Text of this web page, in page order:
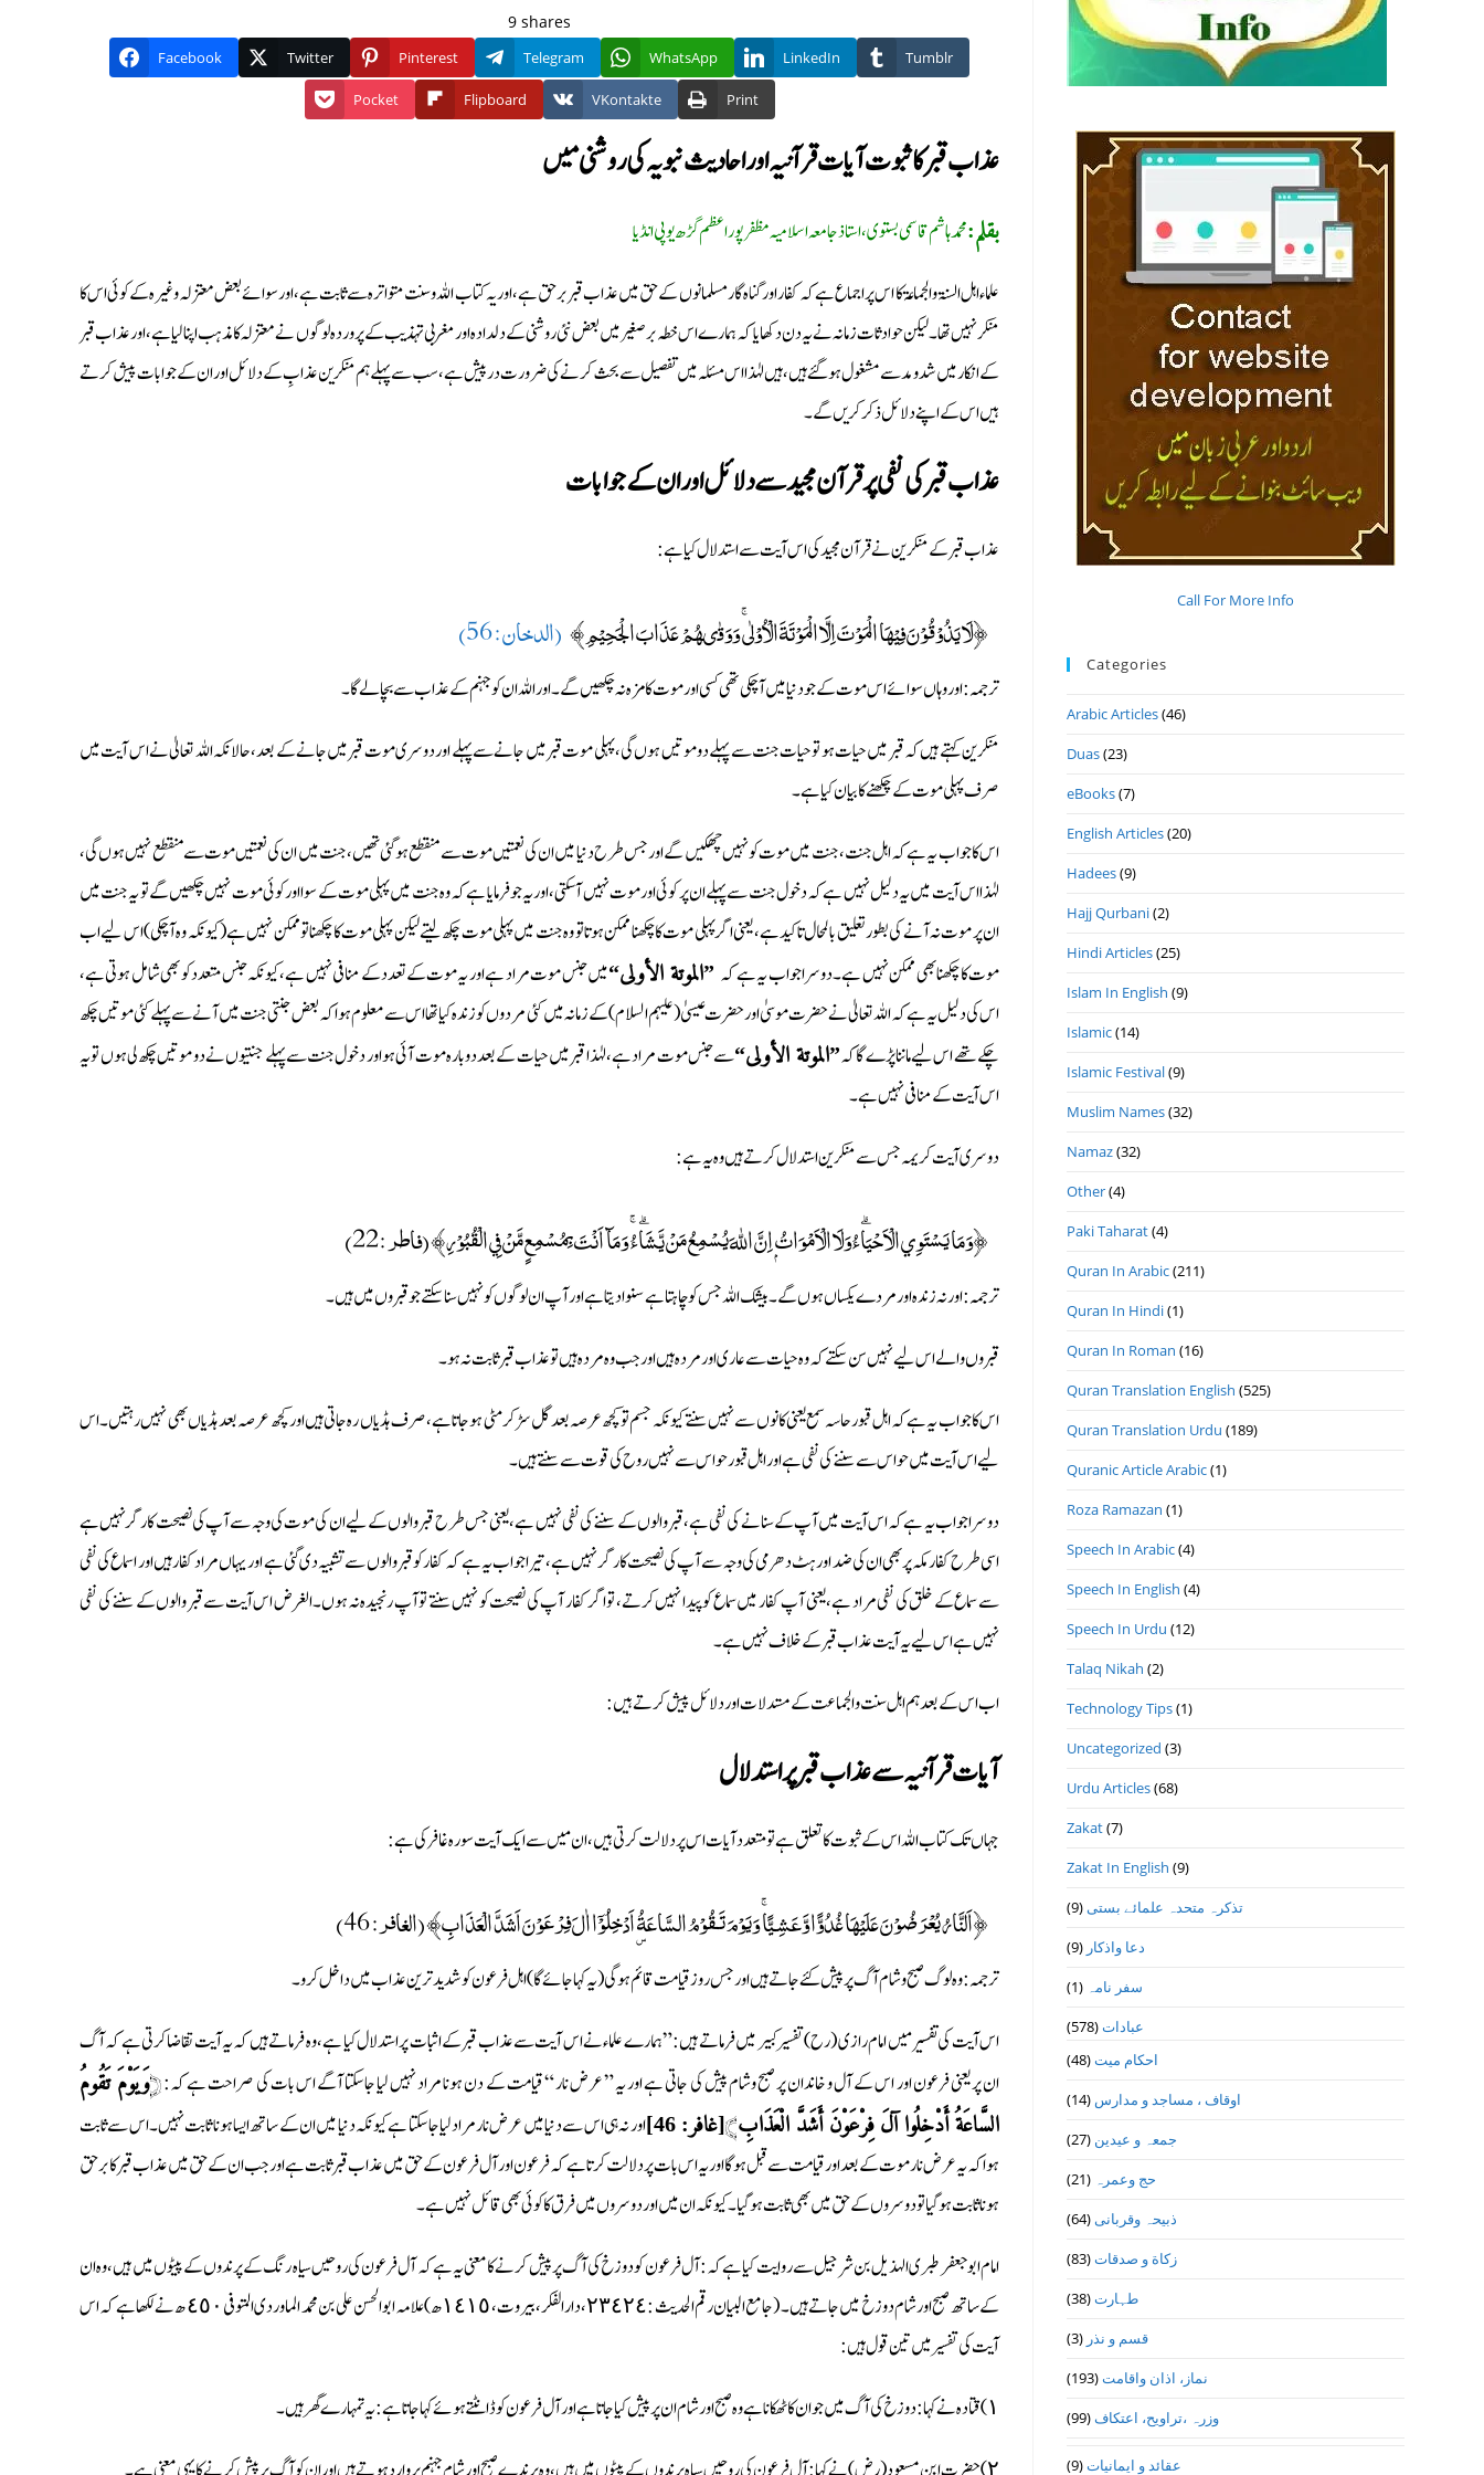
9 shares
Facebook Twitter Pinterest Telegram WhatsApp LinkedIn Tumblr
Pocket Flipboard VKontakte Print
عذاب قبر کا ثبوت آيات قرآنيہ اور احاديث نبويہ كى روشنى ميں
بقلم:محمد ہاشم قاسمى بستوى، استاذ جامعہ اسلاميہ مظفر پور اعظم گڑھ يوپى انڈيا
علماء اہل السنۃ والجماعۃ کا اس پر اجماع ہے کہ کفار اور گناہ گار مسلمانوں کے حق میں عذاب قبر برحق ہے، اور يہ کتاب اللہ وسنت متواترہ سے ثابت ہے، اور سوائے بعض معتزلہ وغیرہ کے کوئی اس کا
منکر نہیں تھا۔ لیکن حوادثات زمانہ نے یہ دن دکھایا کہ ہمارے اس خطہ برصغیر میں بعض نئی روشنی کے دلدادہ اور مغربى تہذيب كے پروردہ لوگوں نے معتزلہ کا مذہب اپنا لیا ہے، اور عذاب قبر
کے انکار میں شد ومد سے مشغول ہوگئے ہیں، ہیں لہٰذا اس مسئلہ میں تفصیل سے بحث كرنے كى ضرورت درپیش ہے، سب سے پہلے ہم منكرين عذابِ كے دلائل اور ان كے جوابات پيش كرتے
ہيں اس كے اپنے دلائل ذكر كريں گے۔
عذاب قبر کی نفی پر قرآن مجید سے دلائل اور ان کے جوابات
عذاب قبر کے منکرین نے قرآن مجید کی اس آیت سے استدلال کیا ہے :
﴿لَا يَذُوْقُوْنَ فِيْهَا الْمَوْتَ اِلَّا الْمَوْتَةَ الْاُوْلٰى ۚ وَوَقٰىهُمْ عَذَابَ الْجَحِيْمِ﴾(الدخان : 56)
ترجمہ: اور وہاں سوائے اس موت کے جو دنیا میں آ چکی تھی کسی اور موت کا مزہ نہ چکھیں گے۔ اور اللہ ان کو جہنم کے عذاب سے بچا لے گا۔
منکرین کہتے ہیں کہ قبر میں حیات ہو تو حیات جنت سے پہلے دو موتیں ہوں گی، پہلی موت قبر میں جانے سے پہلے اور دوسری موت قبر میں جانے کے بعد، حالانکہ اللہ تعالیٰ نے اس آیت میں
صرف پہلی موت کے چکھنے کا بیان کیا ہے۔
اس کا جواب یہ ہے کہ اہل جنت، جنت میں موت کو نہیں چھکیں گے اور جس طرح دنیا میں ان کی نعمتیں موت سے منقطع ہوگئی تھیں، جنت میں ان کی نعمتیں موت سے منقطع نہیں ہوں گی،
لہٰذا اس آیت میں یہ دلیل نہیں ہے کہ دخول جنت سے پہلے ان پر کوئی اور موت نہیں آسکتی، اور یہ جو فرمایا ہے کہ وہ جنت میں پہلی موت کے سوا اور کوئی موت نہیں چکھیں گے تو یہ جنت میں
ان پر موت نہ آنے کی بطور تعلیق بالمحال تاکید ہے، یعنی اگر پہلی موت کا چکھنا ممکن ہوتا تو وہ جنت میں پہلی موت چکھ لیتے لیکن پہلی موت کا چکھنا تو ممکن نہیں ہے (کیونکہ وہ آچکی) اس لیے اب
موت کا چکھنا بھی ممکن نہیں ہے۔ دوسرا جواب یہ ہے کہ ”الموتة الأولی“میں جنس موت مراد ہے اور یہ موت کے تعدد کے منافی نہیں ہے، کیونکہ جنس متعدد کو بھی شامل ہوتی ہے،
اس کی دلیل یہ ہے کہ اللہ تعالیٰ نے حضرت موسیٰ اور حضرت عیسیٰ (علیہم السلام) کے زمانہ میں کئی مردوں کو زندہ کیا تھا اس سے معلوم ہوا کہ بعض جنتی جنت میں آنے سے پہلے کئی موتیں چکھ
چکے تھے اس لیے ماننا پڑے گا کہ”الموتة الأولی“سے جنس موت مراد ہے، لہٰذا قبر میں حیات کے بعد دوبارہ موت آئی ہو اور دخول جنت سے پہلے جنتیوں نے دو موتیں چکھ لی ہوں تو یہ
اس آیت کے منافی نہیں ہے۔
دوسری آیت کریمہ جس سے منکرین استدلال کرتے ہیں وہ یہ ہے :
﴿وَمَا يَسْتَوِي الْاَحْيَاۗءُ وَلَا الْاَمْوَاتُ ۭ اِنَّ اللّٰهَ يُسْمِعُ مَنْ يَّشَاۗءُ ۚ وَمَآ اَنْتَ بِمُسْمِعٍ مَّنْ فِي الْقُبُوْرِ﴾ (فاطر :22)
ترجمہ: اور نہ زندہ اور مردے یکساں ہوں گے ۔ بیشک اللہ جس کو چاہتا ہے سنوا دیتا ہے اور آپ ان لوگوں کو نہیں سنا سکتے جو قبروں میں ہیں ۔
قبروں والے اس لیے نہیں سن سکتے کہ وہ حیات سے عاری اور مردہ ہیں اور جب وہ مردہ ہیں تو عذاب قبر ثابت نہ ہو۔
اس کا جواب یہ ہے کہ اہل قبور حاسہ سمع یعنی کانوں سے نہیں سنتے کیونکہ جسم تو کچھ عرصہ بعد گل سڑ کر مٹی ہوجاتا ہے، صرف ہڈیاں رہ جاتی ہیں اور کچھ عرصہ بعد ہڈیاں بھی نہیں رہتیں۔ اس
لیے اس آیت میں حواس سے سننے کی نفی ہے اور اہل قبور حواس سے نہیں روح کی قوت سے سنتے ہیں۔
دوسرا جواب یہ ہے کہ اس آیت میں آپ کے سنانے کی نفی ہے، قبروالوں کے سننے کی نفی نہیں ہے، یعنی جس طرح قبر والوں کے لیے ان کی موت کی وجہ سے آپ کی نصیحت کارگر نہیں ہے
اسی طرح کفار مکہ پر بھی ان کی ضد اور ہٹ دھرمی کی وجہ سے آپ کی نصیحت کارگر نہیں ہے، تیرا جواب یہ ہے کہ کفار کو قبر والوں سے تشبیہ دی گئی ہے اور یہاں مراد کفار ہیں اور اسماع کی نفی
سے سماع کے خلق کی نفی مراد ہے، یعنی آپ کفار میں سماع کو پیدا نہیں کرتے، تو اگر کفار آپ کی نصیحت کو نہیں سنتے تو آپ رنجیدہ نہ ہوں۔ الغرض اس آیت سے قبر والوں کے سننے کی نفی
نہیں ہے اس لیے یہ آیت عذاب قبر کے خلاف نہیں ہے۔
اب اس كے بعد ہم اہل سنت والجماعت كے مستدلات اور دلائل پيش كرتے ہيں:
آيات قرآنيہ سے عذاب قبر پر استدلال
جہاں تک کتاب اللہ اس کے ثبوت کا تعلق ہے تو متعدد آیات اس پر دلالت كرتى ہيں، ان ميں سے ايك آيت سورہ غافر كى ہے:
﴿اَلنَّارُ يُعْرَضُوْنَ عَلَيْهَا غُدُوًّا وَّعَشِـيًّا ۚ وَيَوْمَ تَـقُوْمُ السَّاعَةُ ۣ اَدْخِلُوْٓا اٰلَ فِرْعَوْنَ اَشَدَّ الْعَذَابِ﴾ (الغافر: 46)
ترجمہ: وہ لوگ صبح وشام آگ پر پیش کئے جاتے ہیں اور جس روز قیامت قائم ہوگی (یہ کہا جائے گا) اہل فرعون کو شدید ترین عذاب میں داخل کرو۔
اس آيت كى تفسير ميں امام رازی (رح) تفسیر کبیر میں فرماتے ہیں: ” ہمارے علماء نے اس آیت سے عذاب قبر کے اثبات پر استدلال کیا ہے ، وہ فرماتے ہیں کہ یہ آیت تقاضا کرتی ہے کہ آگ
ان پر یعنی فرعون اور اس کے آل و خاندان پر صبح وشام پیش کی جاتی ہے اور یہ ” عرض نار “ قیامت کے دن ہونا مراد نہیں لیا جاسکتا آگے اس بات کی صراحت ہے کہ: ﴿وَيَوْمَ تَقُومُ
السَّاعَةُ أَدْخِلُوا آلَ فِرْعَوْنَ أَشَدَّ الْعَذَابِ﴾[غافر: 46]
اور نہ ہی اس سے دنیا میں عرض نارمراد لیا جاسکتا ہے کیونکہ دنیا میں ان کے ساتھ ایسا ہونا ثابت نہیں۔ اس سے ثابت
ہوا کہ یہ عرض نار موت کے بعد اور قیامت سے قبل ہوگا اور یہ اس بات پر دلالت کرتا ہے کہ فرعون اور آل فرعون کے حق میں عذاب قبر ثابت ہے اور جب ان کے حق میں عذاب قبر کا برحق
ہونا ثابت ہوگیا تو دوسروں کے حق میں بھی ثابت ہوگیا۔ کیونکہ ان میں اور دوسروں میں فرق کا کوئی بھی قائل نہیں ہے۔
امام ابو جعفر طبری الہذیل بن شرجیل سے روایت کیا ہے کہ: آل فرعون کو دوزخ کی آگ پر پیش کرنے کا معنی یہ ہے کہ آل فرعون کی روحیں سیاہ رنگ کے پرندوں کے پیٹوں میں ہیں، وہ ان
کے ساتھ صبح اور شام دوزخ میں جاتے ہیں۔ (جامع البیان رقم الحدیث : ٢٣٤٢٤، دارالفکر، بیروت، ١٤١٥ ھ) علامہ ابوالحسن علی بن محمد الماوردی المتوفی ٤٥٠ ھ نے لکھا ہے کہ اس
آیت کی تفسیر میں تین قول ہیں :
١) قتادہ نے کہا : دوزخ کی آگ میں جو ان کا ٹھکانا ہے وہ صبح اور شام ان پر پیش کیا جاتا ہے اور آل فرعون کو ڈانٹتے ہوئے کہا جاتا ہے : یہ تمہارے گھر ہیں۔
Call For More Info
Categories
Arabic Articles(46)
Duas(23)
eBooks(7)
English Articles(20)
Hadees(9)
Hajj Qurbani(2)
Hindi Articles(25)
Islam In English (9)
Islamic(14)
Islamic Festival(9)
Muslim Names(32)
Namaz(32)
Other(4)
Paki Taharat(4)
Quran In Arabic(211)
Quran In Hindi(1)
Quran In Roman (16)
Quran Translation English (525)
Quran Translation Urdu (189)
Quranic Article Arabic(1)
Roza Ramazan (1)
Speech In Arabic(4)
Speech In English (4)
Speech In Urdu (12)
Talaq Nikah (2)
Technology Tips(1)
Uncategorized (3)
Urdu Articles(68)
Zakat(7)
Zakat In English (9)
تذكرہ متحدہ علمائے بستى(9)
دعا واذكار (9)
سفر نامہ (1)
عبادات(578)
احکام میت(48)
اوقاف ، مساجد و مدارس (14)
جمعہ و عیدین (27)
حج وعمرہ (21)
ذبیحہ وقربانی(64)
زکاة و صدقات(83)
طہارت(38)
قسم و نذر (3)
نماز، اذان واقامت(193)
وزرہ ،تراويح، اعتكاف(99)
عقائد و ایمانیات(9)